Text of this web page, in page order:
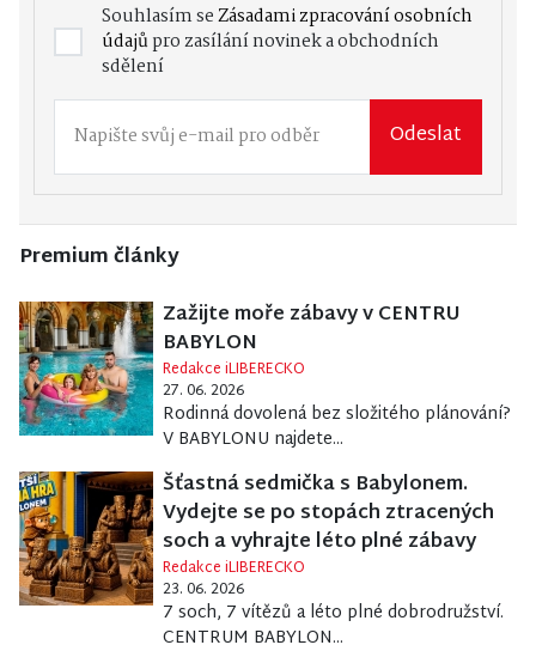
Souhlasím seZásadami zpracování osobních
údajůpro zasílání novinek a obchodních
sdělení
Odeslat
Premium články
Zažijte moře zábavy v CENTRU
BABYLON
Redakce iLIBERECKO
27. 06. 2026
Rodinná dovolená bez složitého plánování?
V BABYLONU najdete...
Šťastná sedmička s Babylonem.
Vydejte se po stopách ztracených
soch a vyhrajte léto plné zábavy
Redakce iLIBERECKO
23. 06. 2026
7 soch, 7 vítězů a léto plné dobrodružství.
CENTRUM BABYLON...